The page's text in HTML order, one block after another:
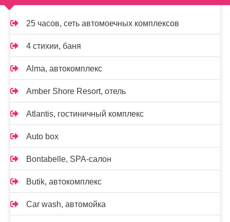
25 часов, сеть автомоечных комплексов
4 стихии, баня
Alma, автокомплекс
Amber Shore Resort, отель
Atlantis, гостиничный комплекс
Auto box
Bontabelle, SPA-салон
Butik, автокомплекс
Car wash, автомойка